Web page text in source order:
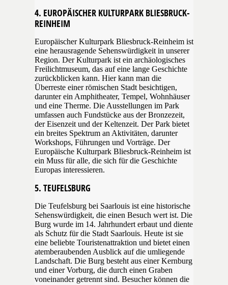
4. EUROPÄISCHER KULTURPARK BLIESBRUCK-
REINHEIM
Europäischer Kulturpark Bliesbruck-Reinheim ist
eine herausragende Sehenswürdigkeit in unserer
Region. Der Kulturpark ist ein archäologisches
Freilichtmuseum, das auf eine lange Geschichte
zurückblicken kann. Hier kann man die
Überreste einer römischen Stadt besichtigen,
darunter ein Amphitheater, Tempel, Wohnhäuser
und eine Therme. Die Ausstellungen im Park
umfassen auch Fundstücke aus der Bronzezeit,
der Eisenzeit und der Keltenzeit. Der Park bietet
ein breites Spektrum an Aktivitäten, darunter
Workshops, Führungen und Vorträge. Der
Europäische Kulturpark Bliesbruck-Reinheim ist
ein Muss für alle, die sich für die Geschichte
Europas interessieren.
5. TEUFELSBURG
Die Teufelsburg bei Saarlouis ist eine historische
Sehenswürdigkeit, die einen Besuch wert ist. Die
Burg wurde im 14. Jahrhundert erbaut und diente
als Schutz für die Stadt Saarlouis. Heute ist sie
eine beliebte Touristenattraktion und bietet einen
atemberaubenden Ausblick auf die umliegende
Landschaft. Die Burg besteht aus einer Kernburg
und einer Vorburg, die durch einen Graben
voneinander getrennt sind. Besucher können die